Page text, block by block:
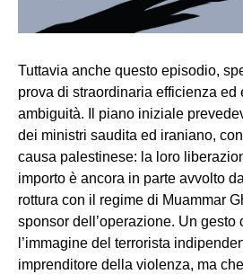
Tuttavia anche questo episodio,
prova di straordinaria efficienza ed
ambiguità. Il piano iniziale
dei ministri saudita ed iraniano,
causa palestinese: la loro
importo è ancora in parte avvolto
rottura con il regime di Muammar
sponsor dell’operazione. Un gesto
l’immagine del terrorista
imprenditore della violenza, ma